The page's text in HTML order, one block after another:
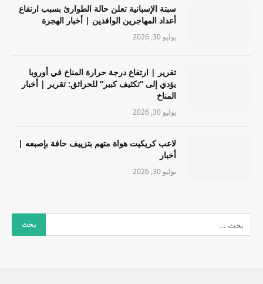
سبتة الإسبانية تعلن حالة الطوارئ بسبب ارتفاع
أعداد المهاجرين الوافدين | أخبار الهجرة
يوليو 30, 2026
تقرير | ارتفاع درجة حرارة المناخ في أوروبا
يؤدي إلى “تكثيف كبير” للحرائق: تقرير | أخبار
المناخ
يوليو 30, 2026
لاعب كريكيت هواة متهم بتزييف حافة بإصبعه |
أخبار
يوليو 30, 2026